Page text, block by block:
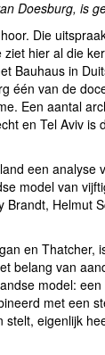
Doesburg, is
Die
hier al die
Bauhaus in
één van de
Een aantal
en Tel Aviv is
een analyse
model van
Brandt, Helmut
en Thatcher,
belang van
model: een
met een
eigenlijk